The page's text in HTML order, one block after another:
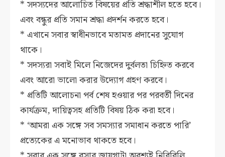
* সদস্যদের আলোচিত বিষয়ের প্রতি শ্রদ্ধাশীল হতে হবে।
এবং বন্ধুর প্রতি সমান শ্রদ্ধা প্রদর্শন করতে হবে।
* এখানে সবার স্বাধীনভাবে মতামত প্রদানের সুযোগ
থাকে।
* সদস্যরা সবাই মিলে নিজেদের দুর্বলতা চিহ্নিত করবে
এবং আরো ভালো করার উদ্যোগ গ্রহণ করবে।
* প্রতিটি আলোচনা পর্ব শেষ হওয়ার পর পরবর্তী দিনের
কার্যক্রম, দায়িত্বসহ প্রতিটি বিষয় ঠিক করা হবে।
* ‘আমরা এক সঙ্গে সব সমস্যার সমাধান করতে পারি’
প্রত্যেকের এ মনোভাব থাকতে হবে।